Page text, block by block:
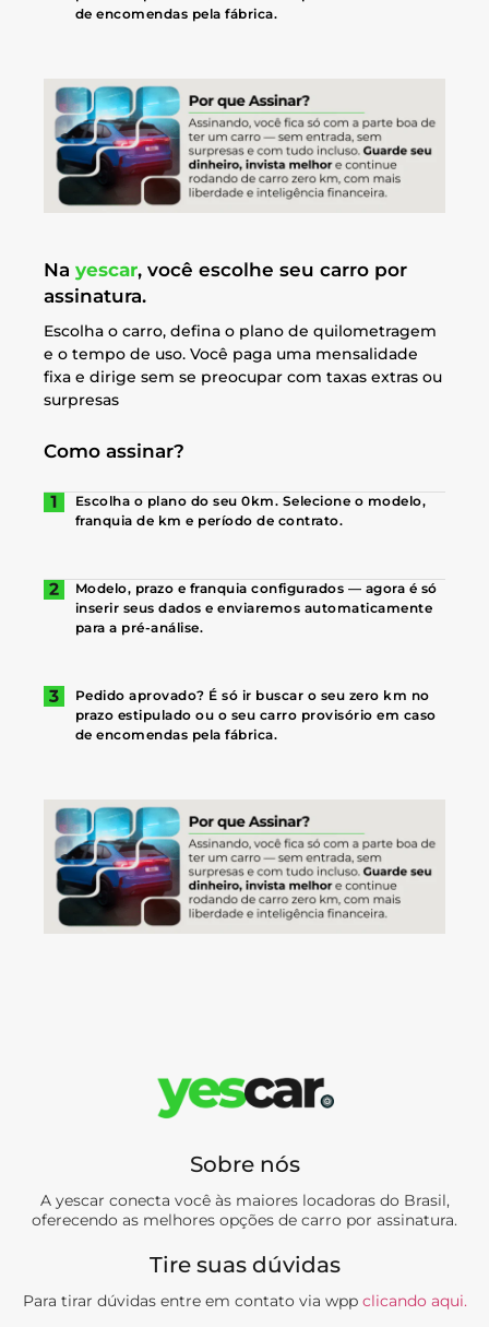
de encomendas pela fábrica.
Na yescar, você escolhe seu carro por
assinatura.
Escolha o carro, defina o plano de quilometragem
e o tempo de uso. Você paga uma mensalidade
fixa e dirige sem se preocupar com taxas extras ou
surpresas
Como assinar?
Escolha o plano do seu 0km. Selecione o modelo,
franquia de km e período de contrato.
Modelo, prazo e franquia configurados — agora é só
inserir seus dados e enviaremos automaticamente
para a pré-análise.
Pedido aprovado? É só ir buscar o seu zero km no
prazo estipulado ou o seu carro provisório em caso
de encomendas pela fábrica.
Sobre nós
A yescar conecta você às maiores locadoras do Brasil,
oferecendo as melhores opções de carro por assinatura.
Tire suas dúvidas
Para tirar dúvidas entre em contato via wpp clicando aqui.